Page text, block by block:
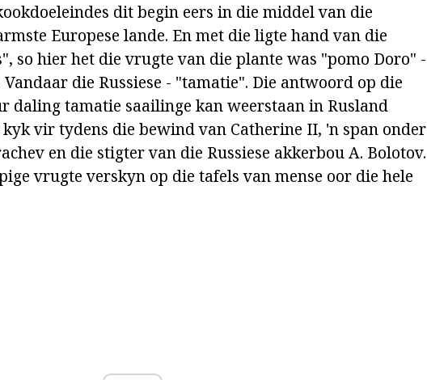
dit begin eers in die middel van die
Europese lande. En met die ligte hand van die
so hier het die vrugte van die plante was "pomo Doro" -
die Russiese - "tamatie". Die antwoord op die
daling tamatie saailinge kan weerstaan in Rusland
vir tydens die bewind van Catherine II, 'n span onder
en die stigter van die Russiese akkerbou A. Bolotov.
vrugte verskyn op die tafels van mense oor die hele